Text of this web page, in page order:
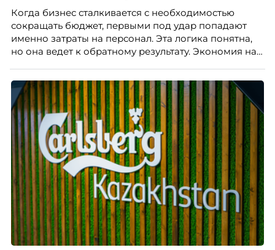
Когда бизнес сталкивается с необходимостью
сокращать бюджет, первыми под удар попадают
именно затраты на персонал. Эта логика понятна,
но она ведет к обратному результату. Экономия на
значит – сокращает доходы бизнеса.